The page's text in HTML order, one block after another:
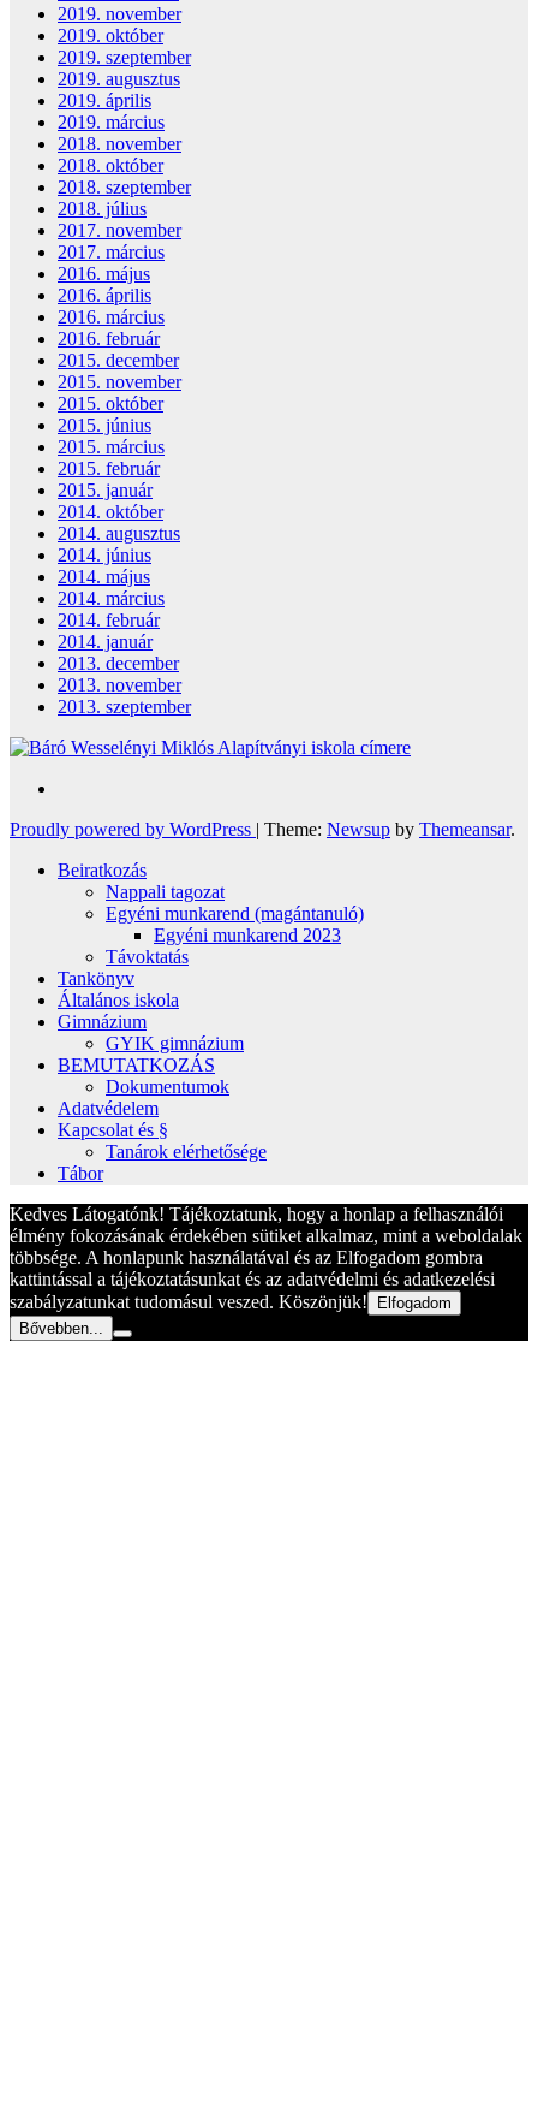
2019. november
2019. október
2019. szeptember
2019. augusztus
2019. április
2019. március
2018. november
2018. október
2018. szeptember
2018. július
2017. november
2017. március
2016. május
2016. április
2016. március
2016. február
2015. december
2015. november
2015. október
2015. június
2015. március
2015. február
2015. január
2014. október
2014. augusztus
2014. június
2014. május
2014. március
2014. február
2014. január
2013. december
2013. november
2013. szeptember
Proudly powered by WordPress | Theme: Newsup by Themeansar.
Beiratkozás
Nappali tagozat
Egyéni munkarend (magántanuló)
Egyéni munkarend 2023
Távoktatás
Tankönyv
Általános iskola
Gimnázium
GYIK gimnázium
BEMUTATKOZÁS
Dokumentumok
Adatvédelem
Kapcsolat és §
Tanárok elérhetősége
Tábor
Kedves Látogatónk! Tájékoztatunk, hogy a honlap a felhasználói
élmény fokozásának érdekében sütiket alkalmaz, mint a weboldalak
többsége. A honlapunk használatával és az Elfogadom gombra
kattintással a tájékoztatásunkat és az adatvédelmi és adatkezelési
szabályzatunkat tudomásul veszed. Köszönjük!
Elfogadom
Bővebben...